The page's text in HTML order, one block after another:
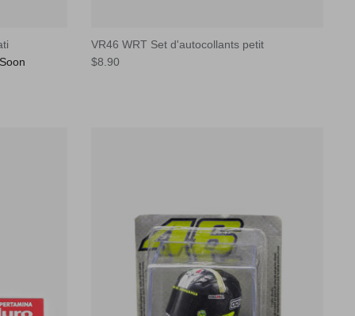
VR46 WRT Set d'autocollants petit
$8.90